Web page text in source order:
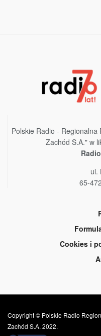
Polskie Radio - Regionalna
Zachód S.A." w
ul.
65-
Cookies i
Copyright © Polskie Radio
Zachód S.A. 2022.